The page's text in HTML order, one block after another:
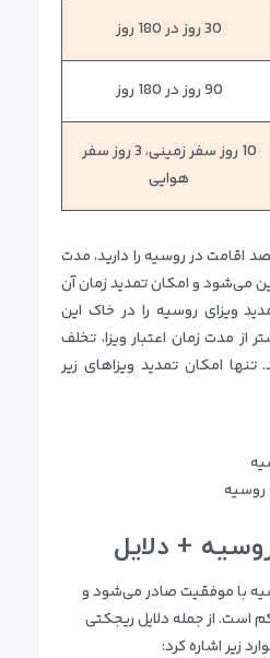
30 روز در 180 روز
90 روز در 180 روز
10 روز سفر زمینی، 3 روز سفر
هوایی
اقامت در روسیه را دارید، مدت
می‌شود و امکان تمدید زمان آن
ویزای روسیه را در خاک این
از مدت زمان اعتبار ویزا، تخلف
امکان تمدید ویزاهای زیر
روسیه
+ دلایل
با موفقیت صادر می‌شود و
است. از جمله دلایل ریجکتی
زیر اشاره کرد: